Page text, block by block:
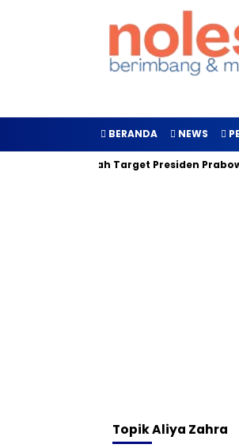
BERANDA NEWS
Inilah Target Presiden Prabowo
TopikAliya Zahra